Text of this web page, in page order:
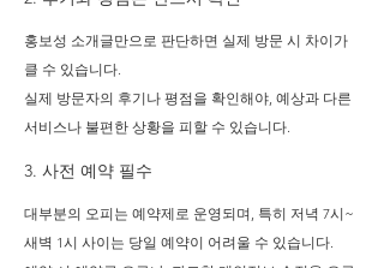
홍보성 소개글만으로 판단하면 실제 방문 시 차이가
클 수 있습니다.
실제 방문자의 후기나 평점을 확인해야, 예상과 다른
서비스나 불편한 상황을 피할 수 있습니다.
3. ​사전 예약 필수
대부분의 오피는 예약제로 운영되며, 특히 저녁 7시~
새벽 1시 사이는 당일 예약이 어려울 수 있습니다.